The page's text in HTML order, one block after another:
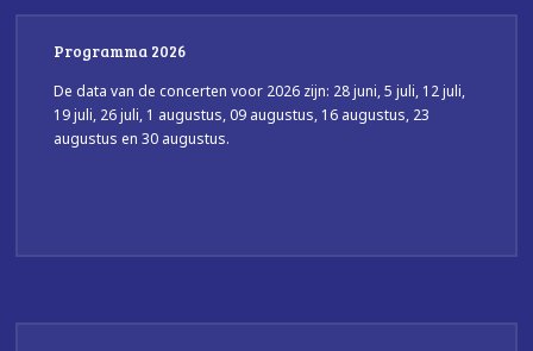
Programma 2026
De data van de concerten voor 2026 zijn: 28 juni, 5 juli, 12 juli,
19 juli, 26 juli, 1 augustus, 09 augustus, 16 augustus, 23
augustus en 30 augustus.